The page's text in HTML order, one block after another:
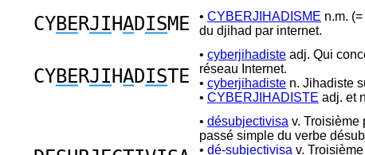
CYBERJI HADISME • CYBERJIHADISME n.m.
du djihad par internet.
CYBERJI HADISTE
• cyberjihadiste adj. Qui
réseau Internet.
• cyberjihadiste n. Jihadiste
• CYBERJIHADISTE adj. et
• désubjectivisa v. Troisième
passé simple du verbe
• dé-subjectivisa v.